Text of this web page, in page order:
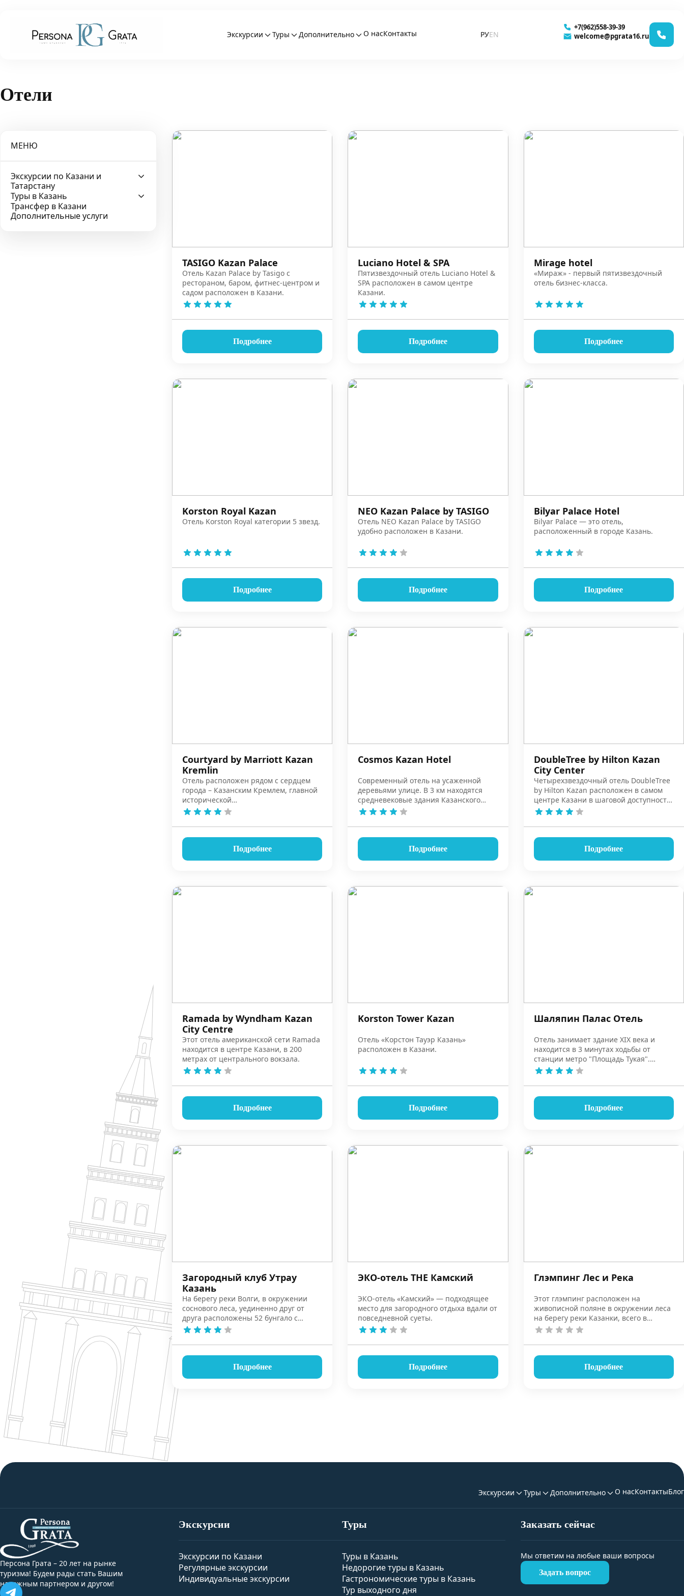
Экскурсии Туры Дополнительно О насКонтакты РУEN
+7(962)558-39-39
welcome@pgrata16.ru
Отели
МЕНЮ
Экскурсии по Казани и
Татарстану
Туры в Казань
Трансфер в Казани
Дополнительные услуги
TASIGO Kazan Palace
Отель Kazan Palace by Tasigo с
рестораном, баром, фитнес-центром и
садом расположен в Казани.
Подробнее
Luciano Hotel & SPA
Пятизвездочный отель Luciano Hotel &
SPA расположен в самом центре
Казани.
Подробнее
Mirage hotel
«Мираж» - первый пятизвездочный
отель бизнес-класса.
Подробнее
Korston Royal Kazan
Отель Korston Royal категории 5 звезд.
Подробнее
NEO Kazan Palace by TASIGO
Отель NEO Kazan Palace by TASIGO
удобно расположен в Казани.
Подробнее
Bilyar Palace Hotel
Bilyar Palace — это отель,
расположенный в городе Казань.
Подробнее
Courtyard by Marriott Kazan
Kremlin
Отель расположен рядом с сердцем
города – Казанским Кремлем, главной
исторической
достопримечательностью Республики
Подробнее
Cosmos Kazan Hotel
Современный отель на усаженной
деревьями улице. В 3 км находятся
средневековые здания Казанского
кремля, а в 5 км – Казанский
Подробнее
DoubleTree by Hilton Kazan
City Center
Четырехзвездочный отель DoubleTree
by Hilton Kazan расположен в самом
центре Казани в шаговой доступности
от главных достопримечательностей
Подробнее
Ramada by Wyndham Kazan
City Centre
Этот отель американской сети Ramada
находится в центре Казани, в 200
метрах от центрального вокзала.
Подробнее
Korston Tower Kazan
Отель «Корстон Тауэр Казань»
расположен в Казани.
Подробнее
Шаляпин Палас Отель
Отель занимает здание XIX века и
находится в 3 минутах ходьбы от
станции метро "Площадь Тукая".
Расстояние до музейного комплекса
Подробнее
Загородный клуб Утрау
Казань
На берегу реки Волги, в окружении
соснового леса, уединенно друг от
друга расположены 52 бунгало с
просторными террасами.
Подробнее
ЭКО-отель THE Камский
ЭКО-отель «Камский» — подходящее
место для загородного отдыха вдали от
повседневной суеты.
Подробнее
Глэмпинг Лес и Река
Этот глэмпинг расположен на
живописной поляне в окружении леса
на берегу реки Казанки, всего в
получасе езды от центра Казани.
Подробнее
Экскурсии Туры Дополнительно О насКонтактыБлог
Персона Грата – 20 лет на рынке
туризма! Будем рады стать Вашим
надежным партнером и другом!
Экскурсии
Экскурсии по Казани
Регулярные экскурсии
Индивидуальные экскурсии
Туры
Туры в Казань
Недорогие туры в Казань
Гастрономические туры в Казань
Тур выходного дня
Заказать сейчас
Мы ответим на любые ваши вопросы
Задать вопрос